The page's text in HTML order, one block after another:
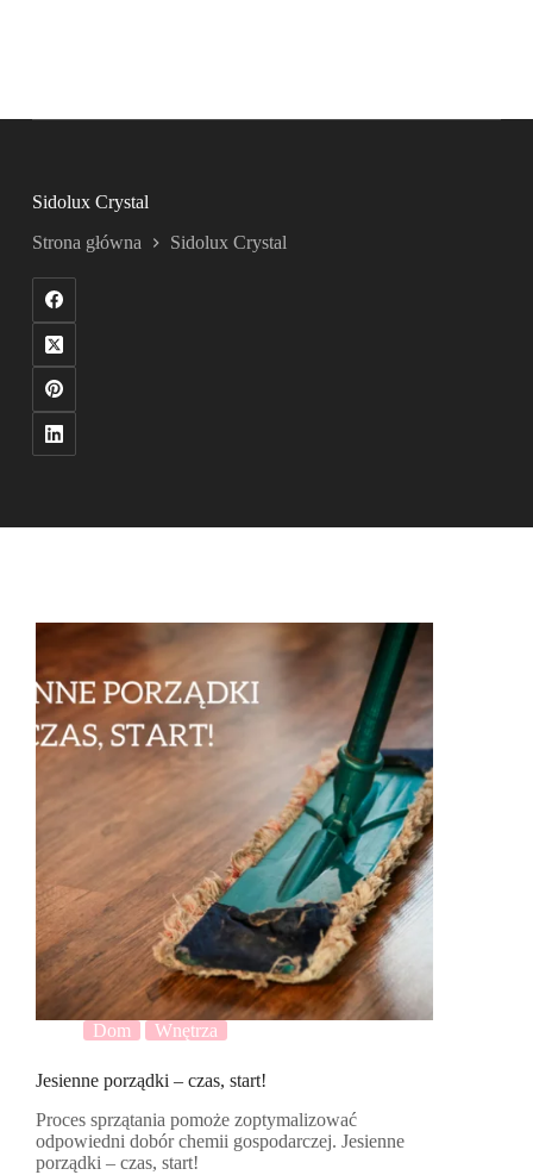
Sidolux Crystal
Strona główna Sidolux Crystal
Dom Wnętrza
Jesienne porządki – czas, start!
Proces sprzątania pomoże zoptymalizować
odpowiedni dobór chemii gospodarczej. Jesienne
porządki – czas, start!